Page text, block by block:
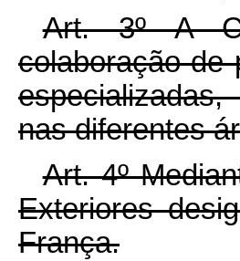
Art. 3º A
colaboração de
nas diferentes
Art. 4º
Exteriores
França.